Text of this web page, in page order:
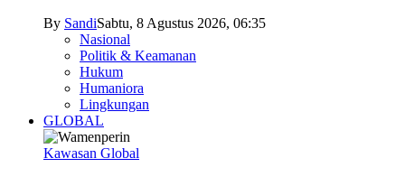
By SandiSabtu, 8 Agustus 2026, 06:35
Nasional
Politik & Keamanan
Hukum
Humaniora
Lingkungan
GLOBAL
Kawasan Global